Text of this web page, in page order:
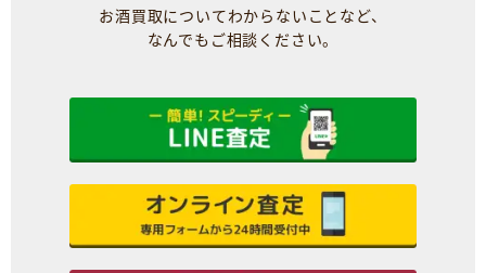
お酒買取についてわからないことなど、
なんでもご相談ください。